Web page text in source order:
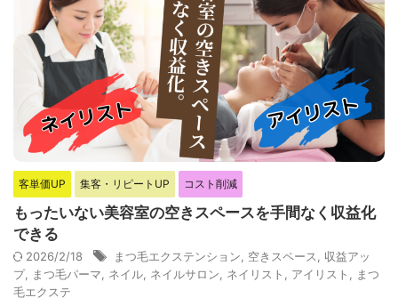
客単価UP 集客・リピートUP コスト削減
もったいない美容室の空きスペースを手間なく収益化
できる
2026/2/18 まつ毛エクステンション 空きスペース
収益アッ
プ, まつ毛パーマ ネイル ネイルサロン ネイリスト アイリスト
まつ
毛エクステ